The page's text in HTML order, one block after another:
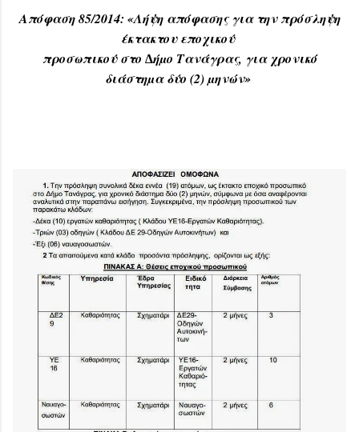
Απόφαση 85/2014: «Λήψη απόφασης για την πρόσληψη
έκτακτου εποχικού
προσωπικού στο ∆ήµο Τανάγρας, για χρονικό
διάστηµα δύο (2) µηνών»